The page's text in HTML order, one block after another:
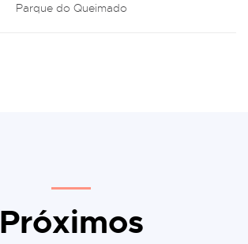
Parque do Queimado
Próximos